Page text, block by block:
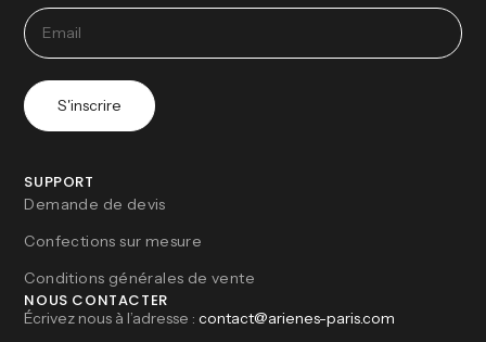
S'inscrire
SUPPORT
Demande de devis
Confections sur mesure
Conditions générales de vente
NOUS CONTACTER
Écrivez nous à l’adresse :contact@arienes-paris.com